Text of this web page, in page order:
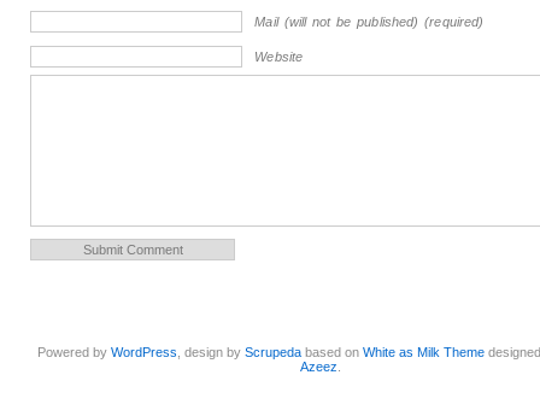
Mail (will not be published) (required)
Website
Powered byWordPress , design byScrupeda based onWhite as Milk Theme
Azeez